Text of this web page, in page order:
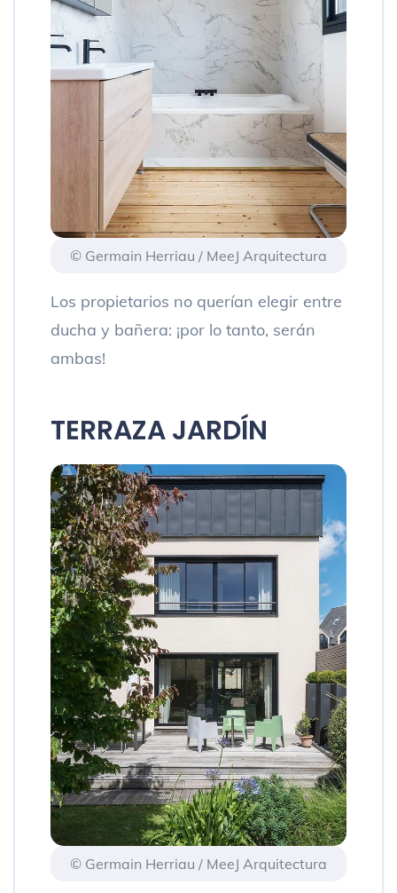
© Germain Herriau / MeeJ Arquitectura
Los propietarios no querían elegir entre
ducha y bañera: ¡por lo tanto, serán
ambas!
TERRAZA JARDÍN
© Germain Herriau / MeeJ Arquitectura